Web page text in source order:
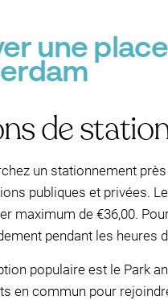
une
de
un stationnement
publiques et privées.
maximum de €36,00.
pendant les heures
populaire est le Park
en commun pour